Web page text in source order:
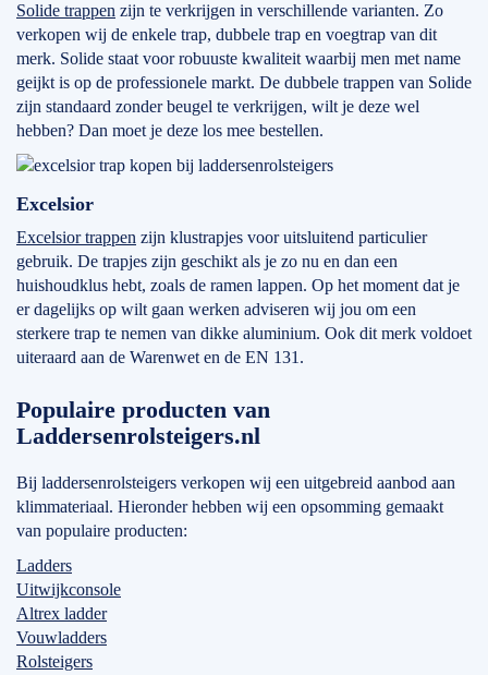
Solide trappen zijn te verkrijgen in verschillende varianten. Zo
verkopen wij de enkele trap, dubbele trap en voegtrap van dit
merk. Solide staat voor robuuste kwaliteit waarbij men met name
geijkt is op de professionele markt. De dubbele trappen van Solide
zijn standaard zonder beugel te verkrijgen, wilt je deze wel
hebben? Dan moet je deze los mee bestellen.
Excelsior
Excelsior trappen zijn klustrapjes voor uitsluitend particulier
gebruik. De trapjes zijn geschikt als je zo nu en dan een
huishoudklus hebt, zoals de ramen lappen. Op het moment dat je
er dagelijks op wilt gaan werken adviseren wij jou om een
sterkere trap te nemen van dikke aluminium. Ook dit merk voldoet
uiteraard aan de Warenwet en de EN 131.
Populaire producten van
Laddersenrolsteigers.nl
Bij laddersenrolsteigers verkopen wij een uitgebreid aanbod aan
klimmateriaal. Hieronder hebben wij een opsomming gemaakt
van populaire producten:
Ladders
Uitwijkconsole
Altrex ladder
Vouwladders
Rolsteigers